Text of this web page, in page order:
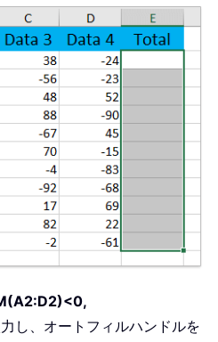
し、オートフィルハンドルを